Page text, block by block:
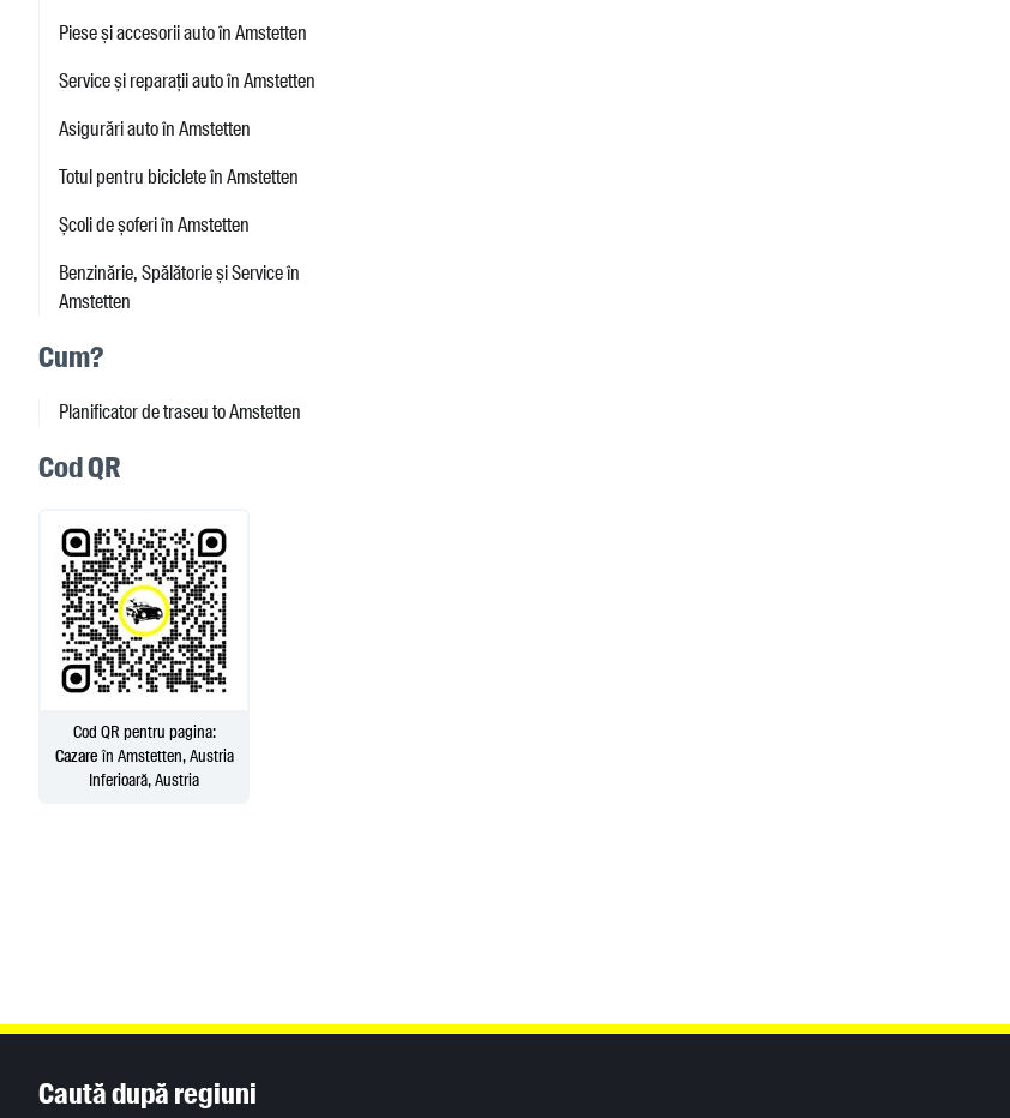
Piese și accesorii auto în Amstetten
Service și reparații auto în Amstetten
Asigurări auto în Amstetten
Totul pentru biciclete în Amstetten
Școli de șoferi în Amstetten
Benzinărie, Spălătorie și Service în
Amstetten
Cum?
Planificator de traseu to Amstetten
Cod QR
Cod QR pentru pagina:
Cazare în Amstetten, Austria
Inferioară, Austria
Caută după regiuni